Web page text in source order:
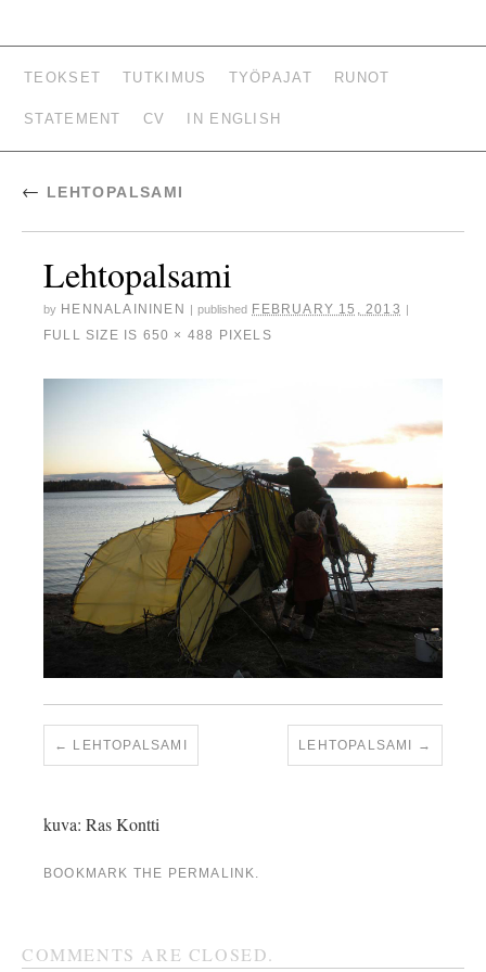
HENNA LAININEN –
KUVATAITEILIJA,
TUTKIJA, LUOVAN
KIRJOITTAMISEN
OPETTAJA
TEOKSET TUTKIMUS TYÖPAJAT RUNOT
STATEMENT CV IN ENGLISH
← LEHTOPALSAMI
Lehtopalsami
by HENNALAININEN | published FEBRUARY 15, 2013 |
FULL SIZE IS 650 × 488 PIXELS
LEHTOPALSAMI LEHTOPALSAMI
kuva: Ras Kontti
BOOKMARK THE PERMALINK.
COMMENTS ARE CLOSED.